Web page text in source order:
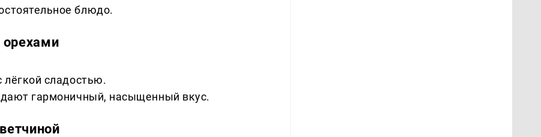
блюдо.
лёгкой сладостью.
гармоничный, насыщенный вкус.